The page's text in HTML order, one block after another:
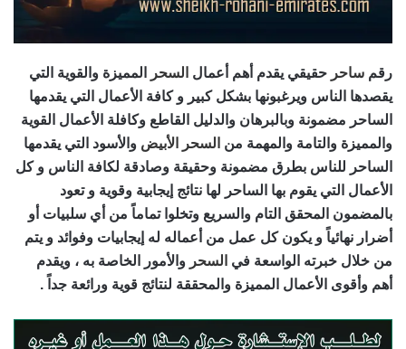
رقم ساحر حقيقي يقدم أهم أعمال السحر
المميزة والقوية التي
يقصدها الناس ويرغبونها بشكل كبير و كافة الأعمال التي يقدمها
الساحر مضمونة وبالبرهان والدليل القاطع وكافلة الأعمال القوية
والمميزة والتامة والمهمة من السحر الأبيض والأسود التي يقدمها
الساحر للناس بطرق مضمونة وحقيقة وصادقة لكافة الناس و كل
الأعمال التي يقوم بها الساحر لها نتائج إيجابية وقوية و تعود
بالمضمون المحقق التام والسريع وتخلوا تماماً من أي سلبيات أو
أضرار نهائياً و يكون كل عمل من أعماله له إيجابيات وفوائد و يتم
من خلال خبرته الواسعة في السحر والأمور الخاصة به ، ويقدم
أهم وأقوى الأعمال المميزة والمحققة لنتائج قوية ورائعة جداً .